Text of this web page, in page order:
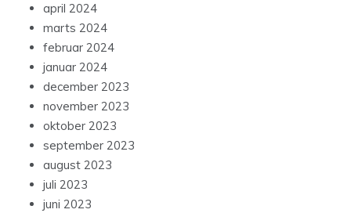
april 2024
marts 2024
februar 2024
januar 2024
december 2023
november 2023
oktober 2023
september 2023
august 2023
juli 2023
juni 2023